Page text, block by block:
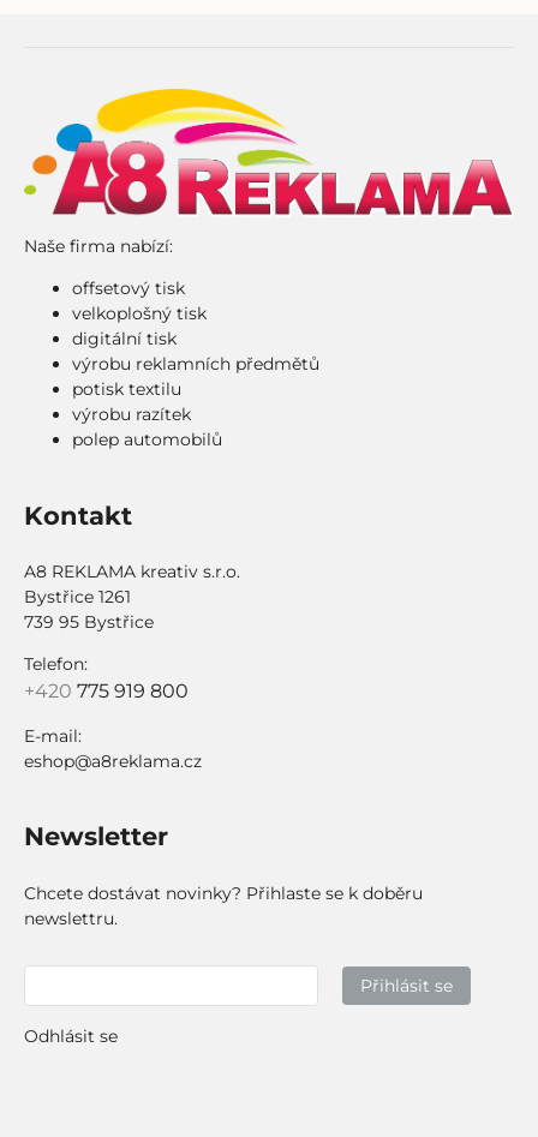
Naše firma nabízí:
offsetový tisk
velkoplošný tisk
digitální tisk
výrobu reklamních předmětů
potisk textilu
výrobu razítek
polep automobilů
Kontakt
A8 REKLAMA kreativ s.r.o.
Bystřice 1261
739 95 Bystřice
Telefon:
+420 775 919 800
E-mail:
eshop@a8reklama.cz
Newsletter
Chcete dostávat novinky? Přihlaste se k doběru
newslettru.
Přihlásit se
Odhlásit se